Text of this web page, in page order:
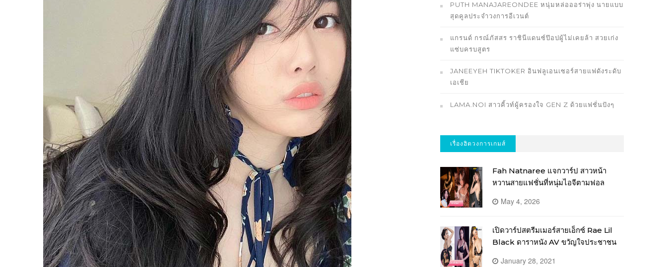
PUTH MANAJAREONDEE หนุ่มหล่อออร่าพุ่ง นายแบบ
สุดคูลประจำวงการอีเวนต์
แกรนด์ กรณ์ภัสสร ราชินีแดนซ์ป๊อปผู้ไม่เคยล้า สวยเก่ง
แซ่บครบสูตร
JANEEYEH TIKTOKER อินฟลูเอนเซอร์สายแฟดังระดับ
เอเชีย
LAMA.NOI สาวคิ้วท์ผู้ครองใจ GEN Z ด้วยแฟชั่นปังๆ
เรื่องฮิตวงการเกมส์
Fah Natnaree แจกวาร์ป สาวหน้า
หวานสายแฟชั่นที่หนุ่มไอจีตามฟอล
May 4, 2026
เปิดวาร์ปสตรีมเมอร์สายเอ็กซ์ Rae Lil
Black ดาราหนัง AV ขวัญใจประชาชน
January 28, 2021